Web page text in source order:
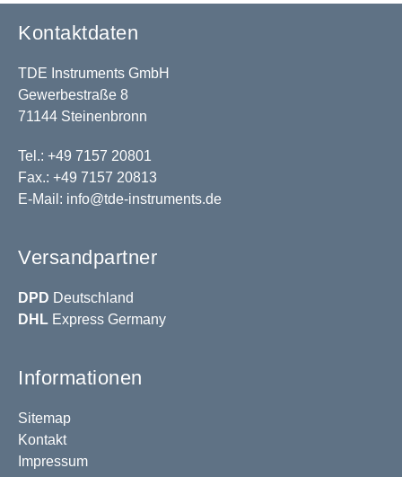
Kontaktdaten
TDE Instruments GmbH
Gewerbestraße 8
71144 Steinenbronn
Tel.: +49 7157 20801
Fax.: +49 7157 20813
E-Mail: info@tde-instruments.de
Versandpartner
DPD Deutschland
DHL Express Germany
Informationen
Sitemap
Kontakt
Impressum